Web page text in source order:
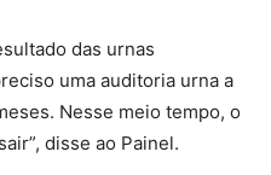
das urnas
uma auditoria urna a
Nesse meio tempo, o
disse ao Painel.